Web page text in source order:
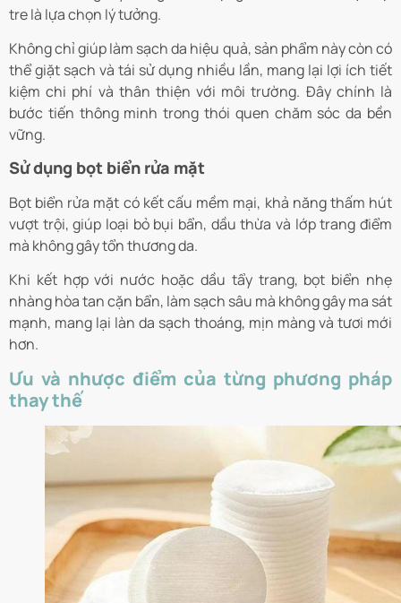
tre là lựa chọn lý tưởng.
Không chỉ giúp làm sạch da hiệu quả, sản phẩm này còn có
thể giặt sạch và tái sử dụng nhiều lần, mang lại lợi ích tiết
kiệm chi phí và thân thiện với môi trường. Đây chính là
bước tiến thông minh trong thói quen chăm sóc da bền
vững.
Sử dụng bọt biển rửa mặt
Bọt biển rửa mặt có kết cấu mềm mại, khả năng thấm hút
vượt trội, giúp loại bỏ bụi bẩn, dầu thừa và lớp trang điểm
mà không gây tổn thương da.
Khi kết hợp với nước hoặc dầu tẩy trang, bọt biển nhẹ
nhàng hòa tan cặn bẩn, làm sạch sâu mà không gây ma sát
mạnh, mang lại làn da sạch thoáng, mịn màng và tươi mới
hơn.
Ưu và nhược điểm của từng phương pháp
thay thế